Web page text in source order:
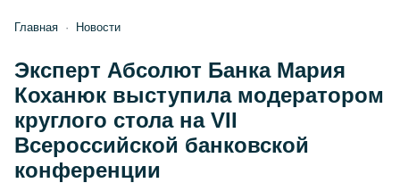
Главная Новости
Эксперт Абсолют Банка Мария
Коханюк выступила модератором
круглого стола на VII
Всероссийской банковской
конференции